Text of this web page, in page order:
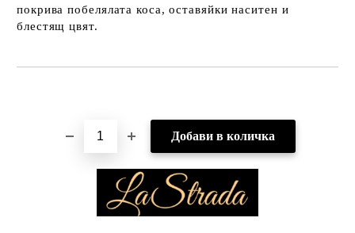
покрива побелялата коса, оставяйки наситен и
блестящ цвят.